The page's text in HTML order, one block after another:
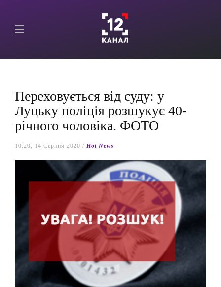
Переховується від суду: у
Луцьку поліція розшукує 40-
річного чоловіка. ФОТО
10:20, 14 Серпня 2020 / Hot News